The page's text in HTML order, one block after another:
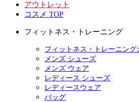
アウトレット
コスメ TOP
フィットネス・トレーニング
フィットネス・トレーニング
メンズ シューズ
メンズ ウェア
レディース シューズ
レディースウェア
バッグ